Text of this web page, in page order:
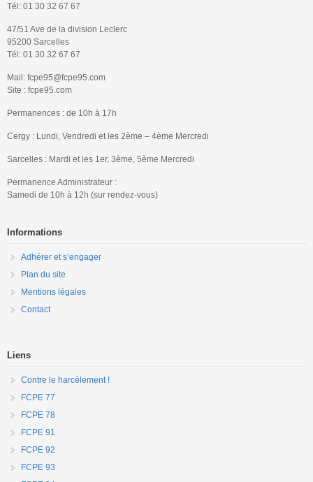
Tél: 01 30 32 67 67
47/51 Ave de la division Leclerc
95200 Sarcelles
Tél: 01 30 32 67 67
Mail: fcpe95@fcpe95.com
Site : fcpe95.com
Permanences : de 10h à 17h
Cergy : Lundi, Vendredi et les 2ème – 4ème Mercredi
Sarcelles : Mardi et les 1er, 3ème, 5ème Mercredi
Permanence Administrateur :
Samedi de 10h à 12h (sur rendez-vous)
Informations
Adhérer et s’engager
Plan du site
Mentions légales
Contact
Liens
Contre le harcèlement !
FCPE 77
FCPE 78
FCPE 91
FCPE 92
FCPE 93